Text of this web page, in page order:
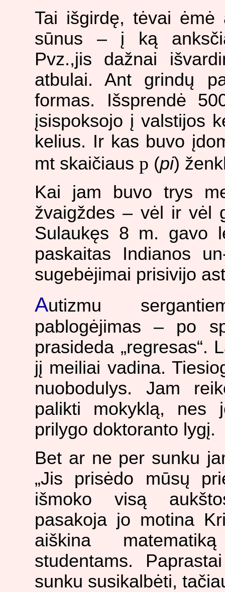
Tai išgirdę, tėvai
sūnus – į ką
Pvz.,jis dažnai
atbulai. Ant grindų
formas. Išsprendė
įsispoksojo į valstijos
kelius. Ir kas buvo
mt skaičiaus p (pi)
Kai jam buvo trys
žvaigždes – vėl ir vėl
Sulaukęs 8 m. gavo
paskaitas Indianos
sugebėjimai prisivijo
Autizmu
pablogėjimas – po
prasideda „regresas“.
jį meiliai vadina.
nuobodulys. Jam
palikti mokyklą, nes
prilygo doktoranto lygį.
Bet ar ne per sunku
„Jis prisėdo mūsų
išmoko visą
pasakoja jo motina
aiškina
studentams.
sunku susikalbėti,